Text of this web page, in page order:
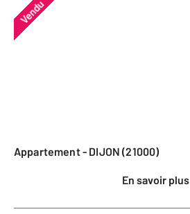
Vendu
Appartement - DIJON (21000)
En savoir plus